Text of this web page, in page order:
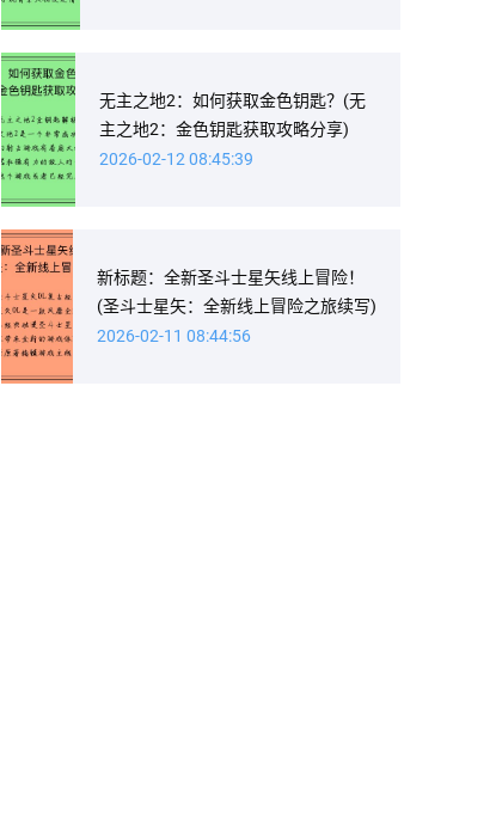
无主之地2：如何获取金色钥匙？(无
主之地2：金色钥匙获取攻略分享)
2026-02-12 08:45:39
新标题：全新圣斗士星矢线上冒险！
(圣斗士星矢：全新线上冒险之旅续写)
2026-02-11 08:44:56